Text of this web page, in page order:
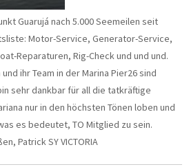
Guarujá nach 5.000 Seemeilen seit
Motor-Service, Generator-Service,
Reparaturen, Rig-Check und und und.
ihr Team in der Marina Pier26 sind
sehr dankbar für all die tatkräftige
nur in den höchsten Tönen loben und
es bedeutet, TO Mitglied zu sein.
Patrick SY VICTORIA